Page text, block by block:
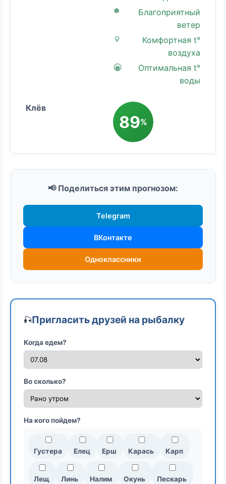
Благоприятный
ветер
Комфортная t°
воздуха
Оптимальная t°
воды
89%
📢 Поделиться этим прогнозом:
Telegram
ВКонтакте
Одноклассники
🎣Пригласить друзей на рыбалку
Когда едем?
Во сколько?
На кого пойдем?
Густера Елец Ерш Карась Карп
Лещ Линь Налим Окунь Пескарь